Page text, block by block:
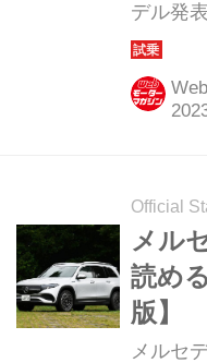
デル発
格：906
Official
メル
読め
版】
メルセ